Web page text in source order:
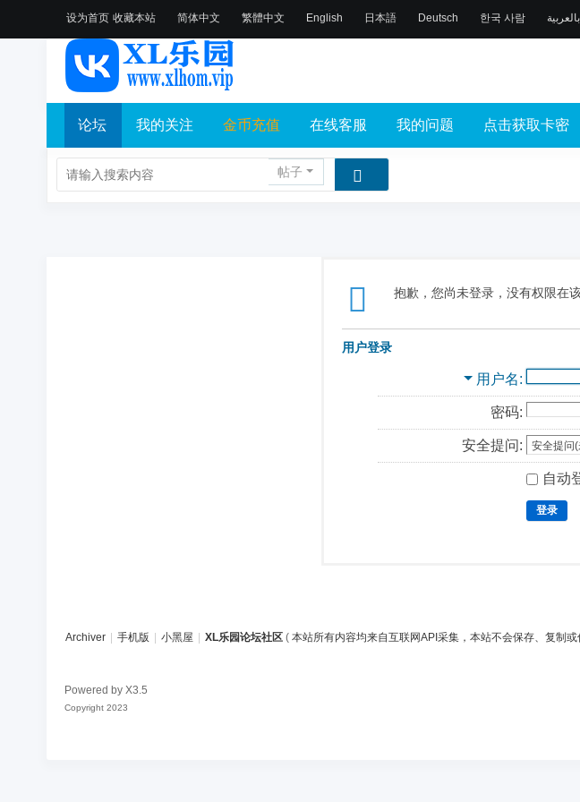
设为首页 收藏本站 简体中文 繁體中文 English 日本語 Deutsch 한국 사람 بالعربية
论坛 我的关注 金币充值 在线客服 我的问题 点击获取卡密
帖子
抱歉，您尚未登录，没有权限在
用户登录
用户名
密码:
安全提问:
自动
登录
Archiver 手机版 小黑屋 XL乐园论坛社区 ( 本站所有内容均来自互联网API采集，本站不会保存、复制
Powered by X3.5
Copyright 2023